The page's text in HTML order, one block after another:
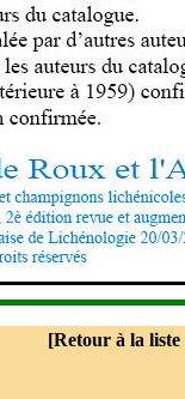
[Retour à la liste